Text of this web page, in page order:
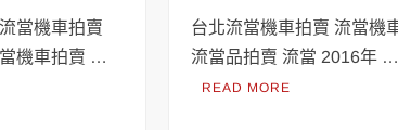
當機車拍賣
機車拍賣 …
台北流當機車拍賣 流當機
流當品拍賣 流當 2016年 …
READ MORE